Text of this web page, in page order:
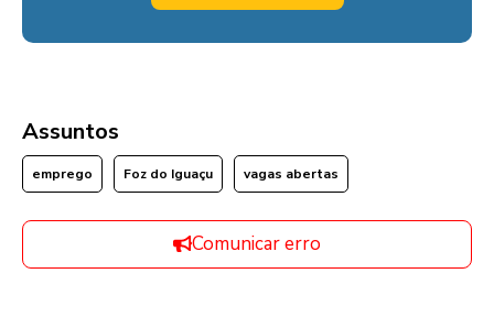
Assuntos
emprego Foz do Iguaçu vagas abertas
Comunicar erro